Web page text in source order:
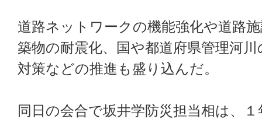
道路ネットワークの機能強化や道路
築物の耐震化、国や都道府県管理河
対策などの推進も盛り込んだ。
同日の会合で坂井学防災担当相は、